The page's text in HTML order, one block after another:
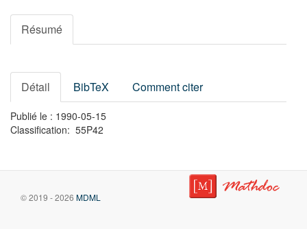
Résumé
Détail BibTeX Comment citer
Publié le : 1990-05-15
Classification: 55P42
© 2019 - 2026 MDML